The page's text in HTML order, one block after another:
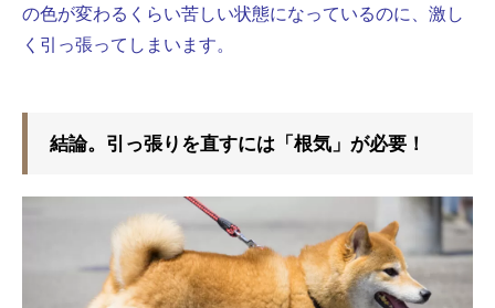
の色が変わるくらい苦しい状態になっているのに、激し
く引っ張ってしまいます。
結論。引っ張りを直すには「根気」が必要！